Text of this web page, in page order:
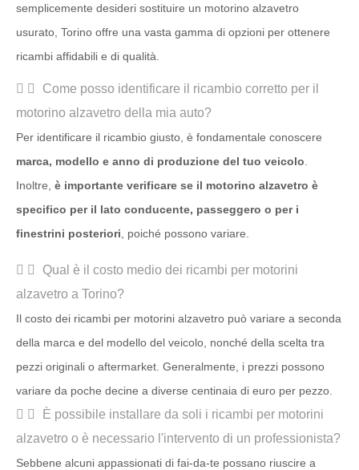
semplicemente desideri sostituire un motorino alzavetro
usurato, Torino offre una vasta gamma di opzioni per ottenere
ricambi affidabili e di qualità.
Come posso identificare il ricambio corretto per il
motorino alzavetro della mia auto?
Per identificare il ricambio giusto, è fondamentale conoscere
marca, modello e anno di produzione del tuo veicolo
Inoltre, è importante verificare se il motorino alzavetro è
specifico per il lato conducente, passeggero o per i
finestrini posteriori , poiché possono variare.
Qual è il costo medio dei ricambi per motorini
alzavetro a Torino?
Il costo dei ricambi per motorini alzavetro può variare a seconda
della marca e del modello del veicolo, nonché della scelta tra
pezzi originali o aftermarket. Generalmente, i prezzi possono
variare da poche decine a diverse centinaia di euro per pezzo.
È possibile installare da soli i ricambi per motorini
alzavetro o è necessario l'intervento di un professionista?
Sebbene alcuni appassionati di fai-da-te possano riuscire a